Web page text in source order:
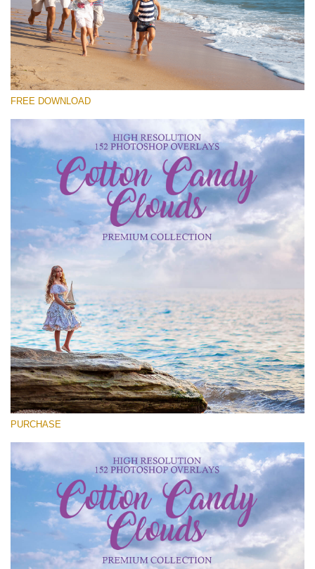
Small 800*533px
Cotton Candy Clouds
(152 Overlays)
Large 6000*4000px
(347 Overlays)
Large 6000*4000px
Entire Collection
(1783 Overlays)
Large 6000*4000px
FREE DOWNLOAD
PURCHASE